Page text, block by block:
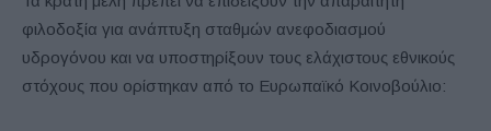
φιλοδοξία για ανάπτυξη σταθμών ανεφοδιασμού
υδρογόνου και να υποστηρίξουν τους ελάχιστους εθνικούς
στόχους που ορίστηκαν από το Ευρωπαϊκό Κοινοβούλιο: